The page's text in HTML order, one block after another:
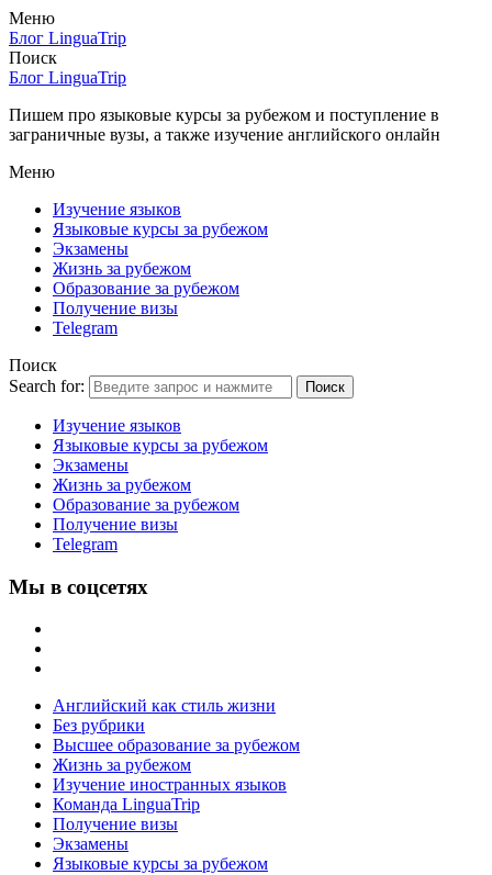
Меню
Блог LinguaTrip
Поиск
Блог LinguaTrip
Пишем про языковые курсы за рубежом и поступление в
заграничные вузы, а также изучение английского онлайн
Меню
Изучение языков
Языковые курсы за рубежом
Экзамены
Жизнь за рубежом
Образование за рубежом
Получение визы
Telegram
Поиск
Search for:
Поиск
Изучение языков
Языковые курсы за рубежом
Экзамены
Жизнь за рубежом
Образование за рубежом
Получение визы
Telegram
Мы в соцсетях
Английский как стиль жизни
Без рубрики
Высшее образование за рубежом
Жизнь за рубежом
Изучение иностранных языков
Команда LinguaTrip
Получение визы
Экзамены
Языковые курсы за рубежом